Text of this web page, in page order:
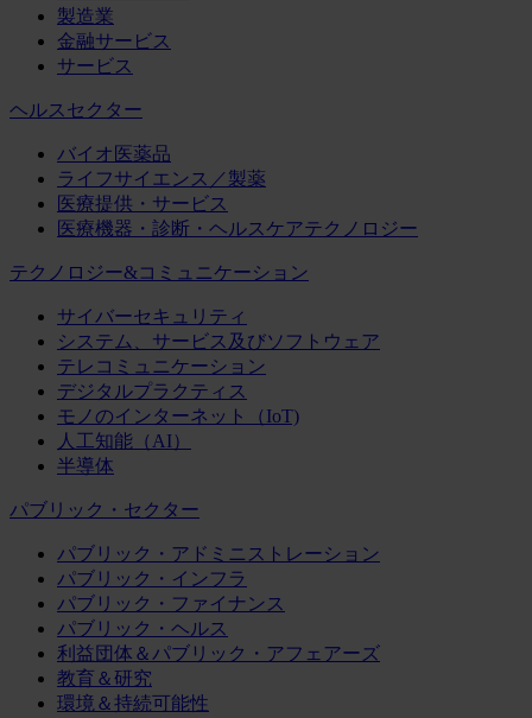
製造業
金融サービス
サービス
ヘルスセクター
バイオ医薬品
ライフサイエンス／製薬
医療提供・サービス
医療機器・診断・ヘルスケアテクノロジー
テクノロジー&コミュニケーション
サイバーセキュリティ
システム、サービス及びソフトウェア
テレコミュニケーション
デジタルプラクティス
モノのインターネット（IoT)
人工知能（AI）
半導体
パブリック・セクター
パブリック・アドミニストレーション
パブリック・インフラ
パブリック・ファイナンス
パブリック・ヘルス
利益団体＆パブリック・アフェアーズ
教育＆研究
環境＆持続可能性